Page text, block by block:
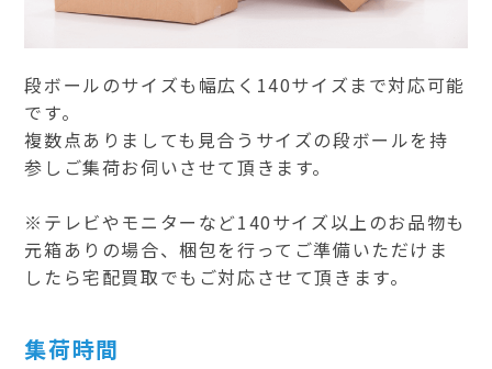
段ボールのサイズも幅広く140サイズまで対応可能
です。
複数点ありましても見合うサイズの段ボールを持
参しご集荷お伺いさせて頂きます。
※テレビやモニターなど140サイズ以上のお品物も
元箱ありの場合、梱包を行ってご準備いただけま
したら宅配買取でもご対応させて頂きます。
集荷時間